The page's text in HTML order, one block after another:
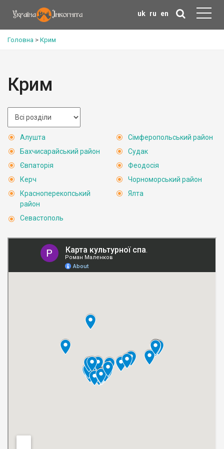
uk ru en
Головна > Крим
Крим
Алушта
Бахчисарайський район
Євпаторія
Керч
Красноперекопський
район
Севастополь
Сімферопольський район
Судак
Феодосія
Чорноморський район
Ялта